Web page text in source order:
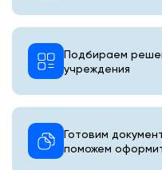
Подбираем
учреждения
Готовим
поможем